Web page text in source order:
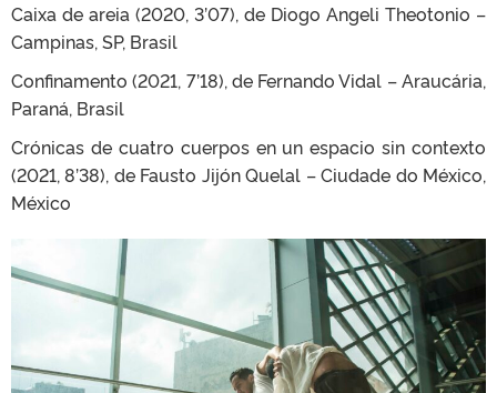
Caixa de areia (2020, 3’07), de Diogo Angeli Theotonio –
Campinas, SP, Brasil
Confinamento (2021, 7’18), de Fernando Vidal – Araucária,
Paraná, Brasil
Crónicas de cuatro cuerpos en un espacio sin contexto
(2021, 8’38), de Fausto Jijón Quelal – Ciudade do México,
México